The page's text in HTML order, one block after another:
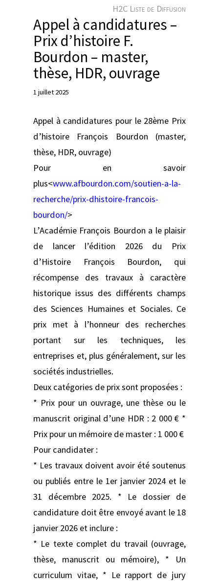
H2C Liste de Diffusion
Appel à candidatures –
Prix d’histoire F.
Bourdon – master,
thèse, HDR, ouvrage
1 juillet 2025
Appel à candidatures pour le 28ème Prix
d’histoire François Bourdon (master,
thèse, HDR, ouvrage)
Pour en savoir
plus<www.afbourdon.com/soutien-a-la-
recherche/prix-dhistoire-francois-
bourdon/>
L’Académie François Bourdon a le plaisir
de lancer l’édition 2026 du Prix
d’Histoire François Bourdon, qui
récompense des travaux à caractère
historique issus des différents champs
des Sciences Humaines et Sociales. Ce
prix met à l’honneur des recherches
portant sur les techniques, les
entreprises et, plus généralement, sur les
sociétés industrielles.
Deux catégories de prix sont proposées :
* Prix pour un ouvrage, une thèse ou le
manuscrit original d’une HDR : 2 000 € *
Prix pour un mémoire de master : 1 000 €
Pour candidater :
* Les travaux doivent avoir été soutenus
ou publiés entre le 1er janvier 2024 et le
31 décembre 2025. * Le dossier de
candidature doit être envoyé avant le 18
janvier 2026 et inclure :
* Le texte complet du travail (ouvrage,
thèse, manuscrit ou mémoire), * Un
curriculum vitae, * Le rapport de jury